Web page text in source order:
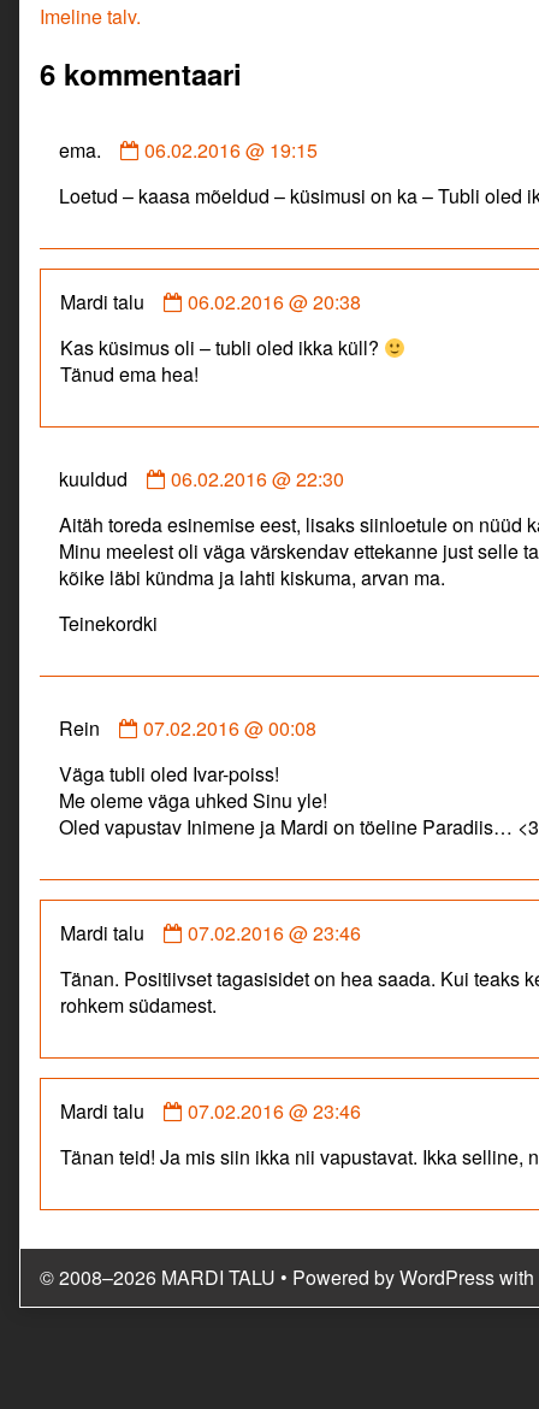
Navigeerimine
Previous
Imeline talv.
6 kommentaari
ema.
Comment
ema.
on
06.02.2016 @ 19:15
Loetud – kaasa mõeldud – küsimusi on ka – Tubli oled
Mardi talu
Comment
Mardi
talu
on
06.02.2016 @ 20:38
Kas küsimus oli – tubli oled ikka küll?
Tänud ema hea!
kuuldud
Comment
kuuldud
published
on
06.02.2016 @ 22:30
Aitäh toreda esinemise eest, lisaks siinloetule on nüüd
Minu meelest oli väga värskendav ettekanne just selle
kõike läbi kündma ja lahti kiskuma, arvan ma.
Teinekordki
Rein
Comment
Rein
published
on
07.02.2016 @ 00:08
Väga tubli oled Ivar-poiss!
Me oleme väga uhked Sinu yle!
Oled vapustav Inimene ja Mardi on töeline Paradiis… <3
Mardi talu
Comment
Mardi
talu
on
07.02.2016 @ 23:46
Tänan. Positiivset tagasisidet on hea saada. Kui teaks
rohkem südamest.
Mardi talu
Comment
Mardi
published
on
07.02.2016 @ 23:46
Tänan teid! Ja mis siin ikka nii vapustavat. Ikka selline,
© 2008–2026 MARDI TALU • Powered byWordPresswith